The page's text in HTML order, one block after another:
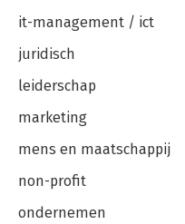
it-management / ict
juridisch
leiderschap
marketing
mens en maatschappij
non-profit
ondernemen